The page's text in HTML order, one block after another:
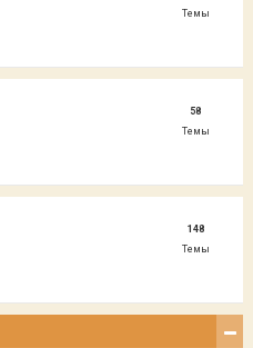
Темы
58
Темы
148
Темы